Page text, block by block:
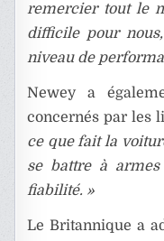
remercier tout le
difficile pour
niveau de
Newey a
concernés par les
ce que fait la
se battre à
fiabilité. »
Le Britannique a